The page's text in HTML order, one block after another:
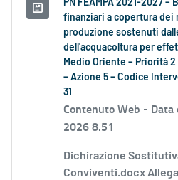
PN FEAMPA 2021-2027
finanziari a copertura dei
produzione sostenuti
dell'acquacoltura per
Medio Oriente – Priorità
– Azione 5 – Codice
31
Contenuto Web - Data
2026 8.51
Dichirazione
Conviventi.docx